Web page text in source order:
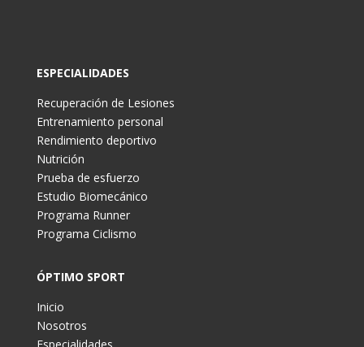
ESPECIALIDADES
Recuperación de Lesiones
Entrenamiento personal
Rendimiento deportivo
Nutrición
Prueba de esfuerzo
Estudio Biomecánico
Programa Runner
Programa Ciclismo
ÓPTIMO SPORT
Inicio
Nosotros